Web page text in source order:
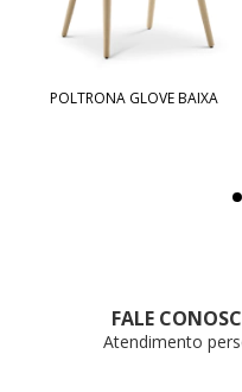
POLTRONA GLOVE BAIXA
FALE
Atendimento